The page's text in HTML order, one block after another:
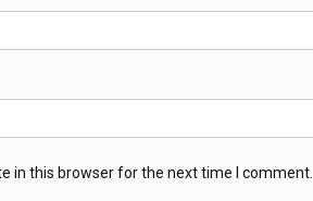
in this browser for the next time I comment.